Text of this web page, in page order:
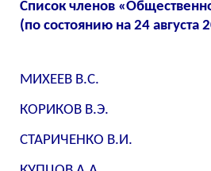
Список членов
(по состоянию на 24 августа
МИХЕЕВ В.С.
КОРИКОВ В.Э.
СТАРИЧЕНКО В.И.